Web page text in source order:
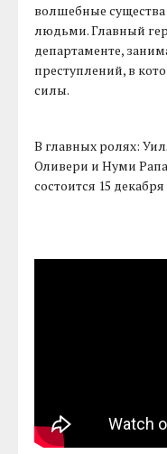
волшебные
людьми. Главный
департаменте,
преступлений, в
силы.
В главных ролях:
Оливери и Нуми
состоится 15 декабря